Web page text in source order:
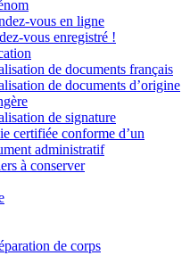
vous en ligne
vous enregistré !
de documents français
de documents d’origine
de signature
certifiée conforme d’un
administratif
à conserver
de corps